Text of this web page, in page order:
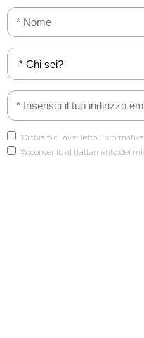
*Dichiaro di aver letto
*Acconsento al trattamento dei